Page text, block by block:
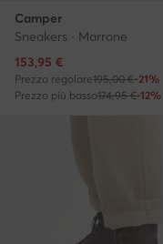
Camper
Sneakers · Marrone
Prezzo attuale
153,95 €
Prezzo regolare195,00 €-21%
Prezzo più basso174,95 €-12%